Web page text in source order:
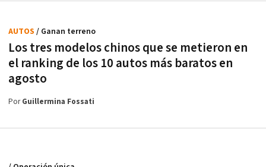
Los tres modelos chinos que se metieron en
el ranking de los 10 autos más baratos en
agosto
AUTOS / Ganan terreno
PorGuillermina Fossati